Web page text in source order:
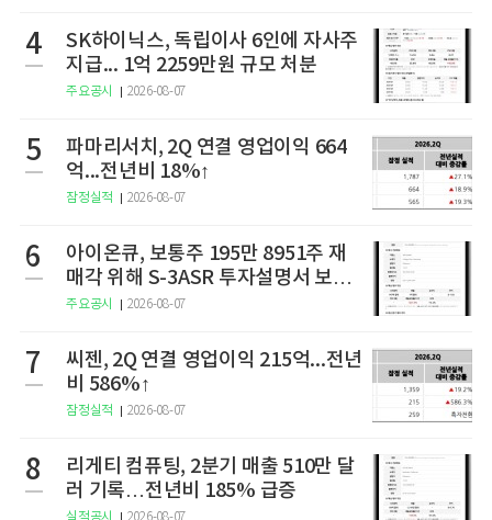
4
SK하이닉스, 독립이사 6인에 자사주
지급... 1억 2259만원 규모 처분
주요공시 2026-08-07
5
파마리서치, 2Q 연결 영업이익 664
억...전년비 18%↑
잠정실적 2026-08-07
6
아이온큐, 보통주 195만 8951주 재
매각 위해 S-3ASR 투자설명서 보충
서 제출
주요공시 2026-08-07
7
씨젠, 2Q 연결 영업이익 215억...전년
비 586%↑
잠정실적 2026-08-07
8
리게티 컴퓨팅, 2분기 매출 510만 달
러 기록…전년비 185% 급증